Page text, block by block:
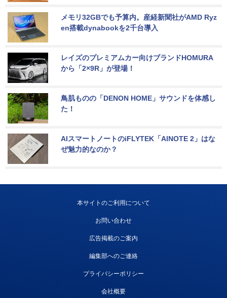
メモリ32GBでも予算内。産経新聞社がAMD Ryz
en搭載dynabookを2千台導入
レイズのプレミアムカー向けブランドHOMURA
から「2×9R」が登場！
鳥肌ものの「DENON HOME」サウンドを体感し
た！
AIスマートノートのiFLYTEK「AINOTE 2」はな
ぜ魅力的なのか？
本サイトのご利用について
お問い合わせ
広告掲載のご案内
編集部へのご連絡
プライバシーポリシー
会社概要